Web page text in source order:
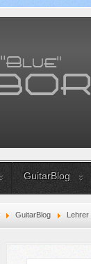
GuitarBlog
GuitarBlog Lehrer